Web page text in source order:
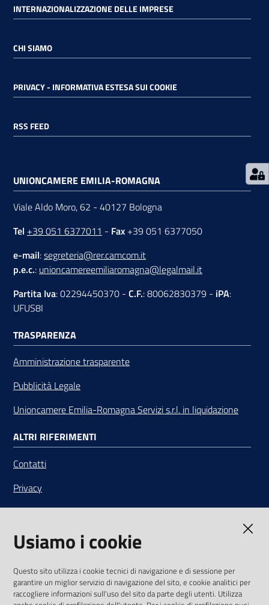
Chi
siamo
RSS
INTERNAZIONALIZZAZIONE DELLE IMPRESE
CHI SIAMO
PRIVACY - INFORMATIVA ESTESA SUI COOKIE
RSS FEED
UNIONCAMERE EMILIA-ROMAGNA
Viale Aldo Moro, 62 - 40127 Bologna
Tel +39 051 6377011 - Fax +39 051 6377050
e-mail:segreteria@rer.camcom.it
p.e.c.: unioncamereemiliaromagna@legalmail.it
Partita Iva: 02294450370 - C.F.: 80062830379 - iPA:
UFUS8I
TRASPARENZA
Amministrazione trasparente
Pubblicità Legale
Unioncamere Emilia-Romagna Servizi s.r.l. in liquidazione
ALTRI RIFERIMENTI
Contatti
Privacy
Note legali
Media Policy
SEGUICI SU
Usiamo i cookie
Questo sito utilizza i cookie tecnici di navigazione e di sessione per
garantire un miglior servizio di navigazione del sito, e cookie analitici per
raccogliere informazioni sull'uso del sito da parte degli utenti. Utilizza